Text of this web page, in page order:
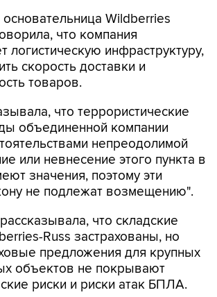
Wildberries
что компания
логистическую инфраструктуру,
скорость доставки и
товаров.
что террористические
объединенной компании
непреодолимой
или невнесение этого пункта в
значения, поэтому эти
не подлежат возмещению".
что складские
Russ застрахованы, но
предложения для крупных
объектов не покрывают
риски и риски атак БПЛА.